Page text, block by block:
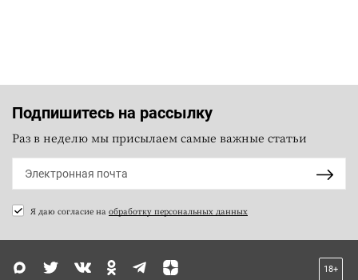
Подпишитесь на рассылку
Раз в неделю мы присылаем самые важные статьи
Я даю согласие на обработку персональных данных
18+